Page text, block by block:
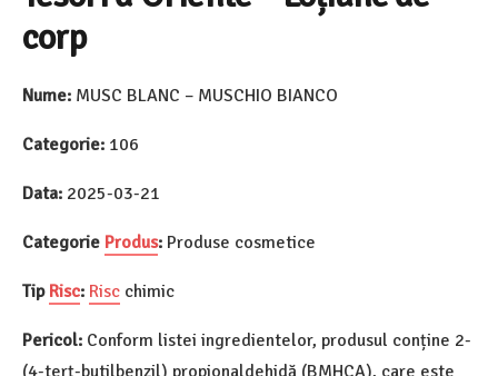
corp
Nume: MUSC BLANC – MUSCHIO BIANCO
Categorie: 106
Data: 2025-03-21
Categorie Produs: Produse cosmetice
Tip Risc: Risc chimic
Pericol: Conform listei ingredientelor, produsul conține 2-